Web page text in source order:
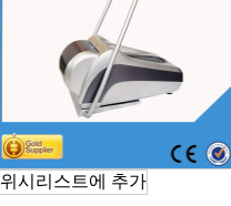
위시리스트에 추가